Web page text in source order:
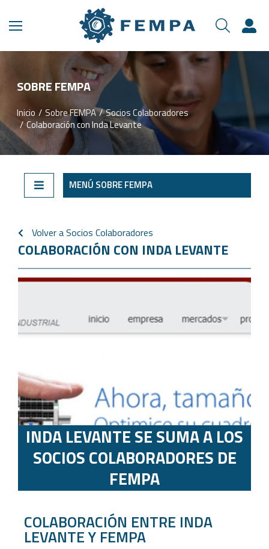
SOBRE FEMPA
Estás aquí:
Inicio Sobre FEMPA
Socios Colaboradores
Colaboración con Inda Levante
MENÚ SOBRE FEMPA
Volver a Socios Colaboradores
COLABORACIÓN CON INDA LEVANTE
INDA LEVANTE SE SUMA A LOS
SOCIOS COLABORADORES DE
FEMPA
COLABORACIÓN ENTRE INDA
LEVANTE Y FEMPA